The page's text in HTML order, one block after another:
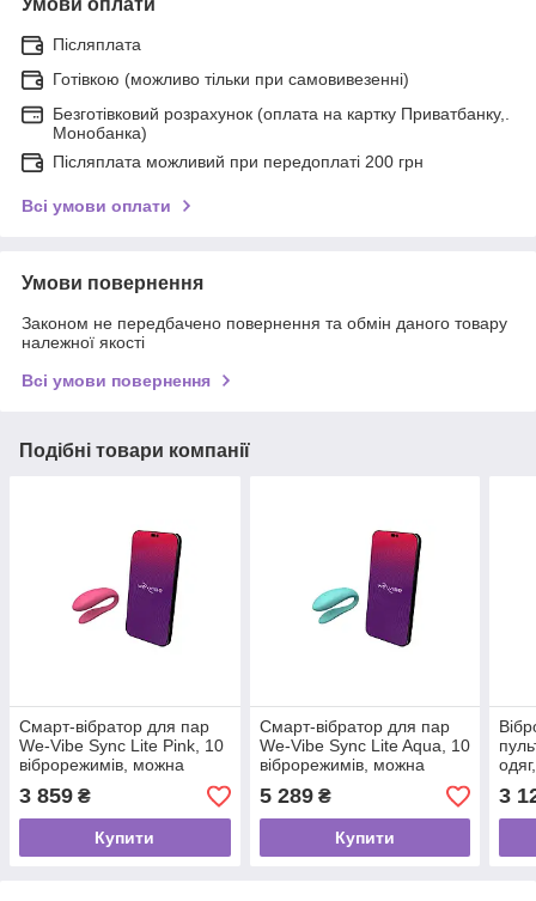
Післяплата
Готівкою (можливо тільки при самовивезенні)
Безготівковий розрахунок (оплата на картку Приватбанку,.
Монобанка)
Післяплата можливий при передоплаті 200 грн
Всі умови оплати
Умови повернення
Законом не передбачено повернення та обмін даного товару
належної якості
Всі умови повернення
Подібні товари компанії
Смарт-вібратор для пар
We-Vibe Sync Lite Pink, 10
віброрежимів, можна
поєднувати з проникним
сексом
3 859 ₴
Купити
Смарт-вібратор для пар
We-Vibe Sync Lite Aqua, 10
віброрежимів, можна
поєднувати з проникним
сексом
5 289₴
Купити
3